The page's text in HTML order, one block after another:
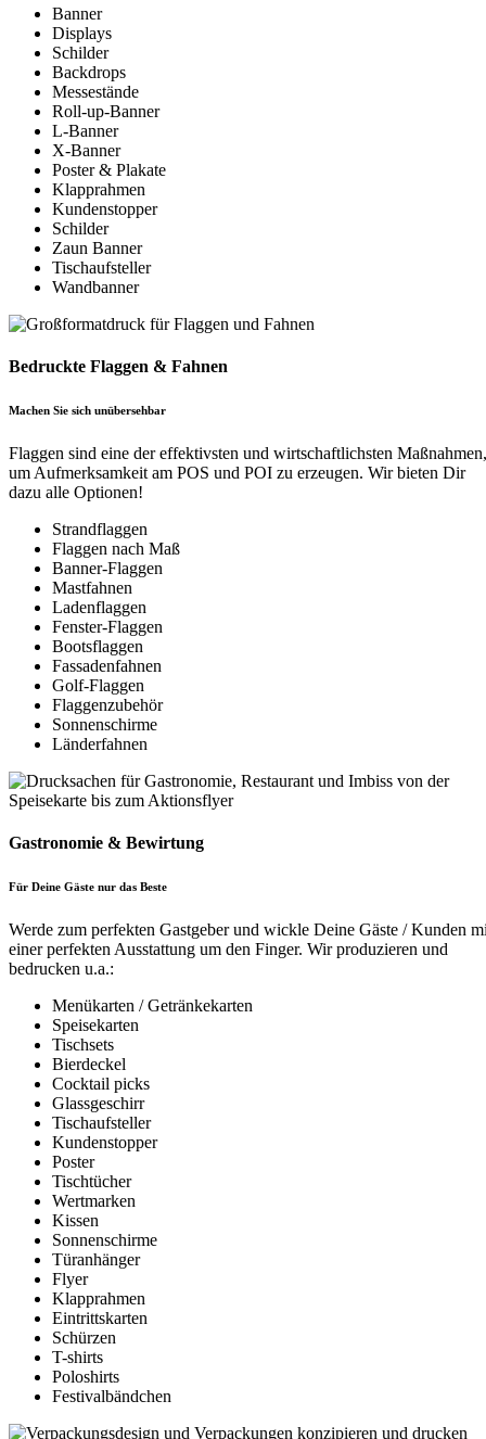
Banner
Displays
Schilder
Backdrops
Messestände
Roll-up-Banner
L-Banner
X-Banner
Poster & Plakate
Klapprahmen
Kundenstopper
Schilder
Zaun Banner
Tischaufsteller
Wandbanner
Bedruckte Flaggen & Fahnen
Machen Sie sich unübersehbar
Flaggen sind eine der effektivsten und wirtschaftlichsten Maßnahmen,
um Aufmerksamkeit am POS und POI zu erzeugen. Wir bieten Dir
dazu alle Optionen!
Strandflaggen
Flaggen nach Maß
Banner-Flaggen
Mastfahnen
Ladenflaggen
Fenster-Flaggen
Bootsflaggen
Fassadenfahnen
Golf-Flaggen
Flaggenzubehör
Sonnenschirme
Länderfahnen
Gastronomie & Bewirtung
Für Deine Gäste nur das Beste
Werde zum perfekten Gastgeber und wickle Deine Gäste / Kunden
einer perfekten Ausstattung um den Finger. Wir produzieren und
bedrucken u.a.:
Menükarten / Getränkekarten
Speisekarten
Tischsets
Bierdeckel
Cocktail picks
Glassgeschirr
Tischaufsteller
Kundenstopper
Poster
Tischtücher
Wertmarken
Kissen
Sonnenschirme
Türanhänger
Flyer
Klapprahmen
Eintrittskarten
Schürzen
T-shirts
Poloshirts
Festivalbändchen